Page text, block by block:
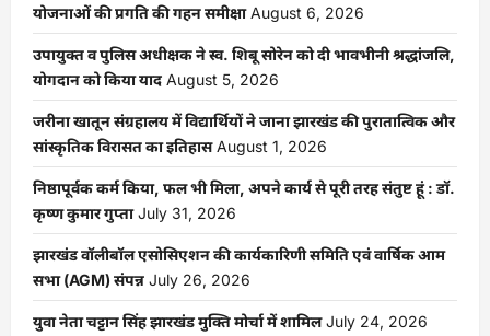
योजनाओं की प्रगति की गहन समीक्षा August 6, 2026
उपायुक्त व पुलिस अधीक्षक ने स्व. शिबू सोरेन को दी भावभीनी श्रद्धांजलि,
योगदान को किया याद August 5, 2026
जरीना खातून संग्रहालय में विद्यार्थियों ने जाना झारखंड की पुरातात्विक और
सांस्कृतिक विरासत का इतिहास August 1, 2026
निष्ठापूर्वक कर्म किया, फल भी मिला, अपने कार्य से पूरी तरह संतुष्ट हूं : डॉ.
कृष्ण कुमार गुप्ता July 31, 2026
झारखंड वॉलीबॉल एसोसिएशन की कार्यकारिणी समिति एवं वार्षिक आम
सभा (AGM) संपन्न July 26, 2026
युवा नेता चट्टान सिंह झारखंड मुक्ति मोर्चा में शामिल July 24, 2026